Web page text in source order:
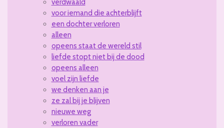
verdwaald
voor iemand die achterblijft
een dochter verloren
alleen
opeens staat de wereld stil
liefde stopt niet bij de dood
opeens alleen
voel zijn liefde
we denken aan je
ze zal bij je blijven
nieuwe weg
verloren vader